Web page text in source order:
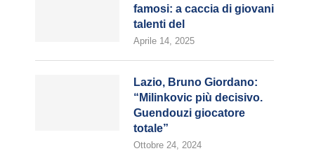
famosi: a caccia di giovani
talenti del
Aprile 14, 2025
Lazio, Bruno Giordano:
“Milinkovic più decisivo.
Guendouzi giocatore
totale”
Ottobre 24, 2024